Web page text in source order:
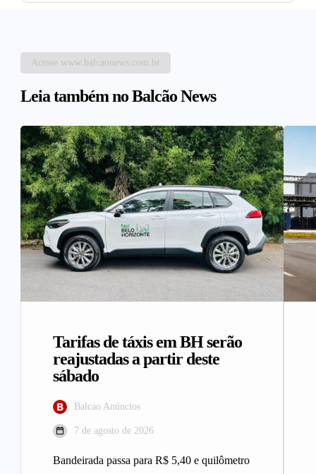
Acesse www.balcaonews.com.br
Leia também no Balcão News
Tarifas de táxis em BH serão
reajustadas a partir deste
sábado
Balcao Anúncios
7 de agosto de 2026
Bandeirada passa para R$ 5,40 e quilômetro